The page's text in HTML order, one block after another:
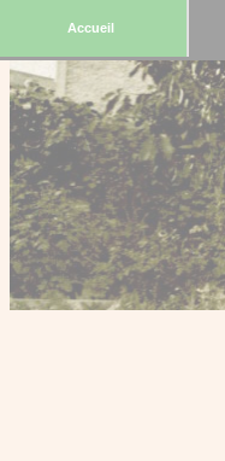
Accueil